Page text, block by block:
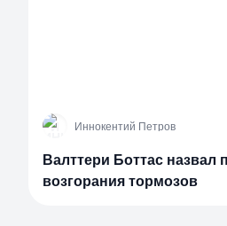
И Иннокентий Петров
Валттери Боттас назвал
возгорания тормозов